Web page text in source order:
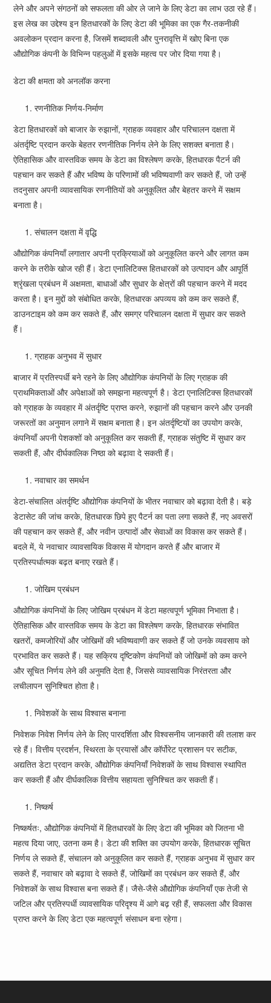
लेने और अपने संगठनों को सफलता की ओर ले जाने के लिए डेटा का लाभ उठा रहे हैं।
इस लेख का उद्देश्य इन हितधारकों के लिए डेटा की भूमिका का एक गैर-तकनीकी
अवलोकन प्रदान करना है, जिसमें शब्दावली और पुनरावृत्ति में खोए बिना एक
औद्योगिक कंपनी के विभिन्न पहलुओं में इसके महत्व पर जोर दिया गया है।
डेटा की क्षमता को अनलॉक करना
रणनीतिक निर्णय-निर्माण
डेटा हितधारकों को बाजार के रुझानों, ग्राहक व्यवहार और परिचालन दक्षता में
अंतर्दृष्टि प्रदान करके बेहतर रणनीतिक निर्णय लेने के लिए सशक्त बनाता है।
ऐतिहासिक और वास्तविक समय के डेटा का विश्लेषण करके, हितधारक पैटर्न की
पहचान कर सकते हैं और भविष्य के परिणामों की भविष्यवाणी कर सकते हैं, जो उन्हें
तदनुसार अपनी व्यावसायिक रणनीतियों को अनुकूलित और बेहतर करने में सक्षम
बनाता है।
संचालन दक्षता में वृद्धि
औद्योगिक कंपनियाँ लगातार अपनी प्रक्रियाओं को अनुकूलित करने और लागत कम
करने के तरीके खोज रही हैं। डेटा एनालिटिक्स हितधारकों को उत्पादन और आपूर्ति
श्रृंखला प्रबंधन में अक्षमता, बाधाओं और सुधार के क्षेत्रों की पहचान करने में मदद
करता है। इन मुद्दों को संबोधित करके, हितधारक अपव्यय को कम कर सकते हैं,
डाउनटाइम को कम कर सकते हैं, और समग्र परिचालन दक्षता में सुधार कर सकते
हैं।
ग्राहक अनुभव में सुधार
बाजार में प्रतिस्पर्धी बने रहने के लिए औद्योगिक कंपनियों के लिए ग्राहक की
प्राथमिकताओं और अपेक्षाओं को समझना महत्वपूर्ण है। डेटा एनालिटिक्स हितधारकों
को ग्राहक के व्यवहार में अंतर्दृष्टि प्राप्त करने, रुझानों की पहचान करने और उनकी
जरूरतों का अनुमान लगाने में सक्षम बनाता है। इन अंतर्दृष्टियों का उपयोग करके,
कंपनियाँ अपनी पेशकशों को अनुकूलित कर सकती हैं, ग्राहक संतुष्टि में सुधार कर
सकती हैं, और दीर्घकालिक निष्ठा को बढ़ावा दे सकती हैं।
नवाचार का समर्थन
डेटा-संचालित अंतर्दृष्टि औद्योगिक कंपनियों के भीतर नवाचार को बढ़ावा देती है। बड़े
डेटासेट की जांच करके, हितधारक छिपे हुए पैटर्न का पता लगा सकते हैं, नए अवसरों
की पहचान कर सकते हैं, और नवीन उत्पादों और सेवाओं का विकास कर सकते हैं।
बदले में, ये नवाचार व्यावसायिक विकास में योगदान करते हैं और बाजार में
प्रतिस्पर्धात्मक बढ़त बनाए रखते हैं।
जोखिम प्रबंधन
औद्योगिक कंपनियों के लिए जोखिम प्रबंधन में डेटा महत्वपूर्ण भूमिका निभाता है।
ऐतिहासिक और वास्तविक समय के डेटा का विश्लेषण करके, हितधारक संभावित
खतरों, कमजोरियों और जोखिमों की भविष्यवाणी कर सकते हैं जो उनके व्यवसाय को
प्रभावित कर सकते हैं। यह सक्रिय दृष्टिकोण कंपनियों को जोखिमों को कम करने
और सूचित निर्णय लेने की अनुमति देता है, जिससे व्यावसायिक निरंतरता और
लचीलापन सुनिश्चित होता है।
निवेशकों के साथ विश्वास बनाना
निवेशक निवेश निर्णय लेने के लिए पारदर्शिता और विश्वसनीय जानकारी की तलाश कर
रहे हैं। वित्तीय प्रदर्शन, स्थिरता के प्रयासों और कॉर्पोरेट प्रशासन पर सटीक,
अद्यतित डेटा प्रदान करके, औद्योगिक कंपनियाँ निवेशकों के साथ विश्वास स्थापित
कर सकती हैं और दीर्घकालिक वित्तीय सहायता सुनिश्चित कर सकती हैं।
निष्कर्ष
निष्कर्षतः, औद्योगिक कंपनियों में हितधारकों के लिए डेटा की भूमिका को जितना भी
महत्व दिया जाए, उतना कम है। डेटा की शक्ति का उपयोग करके, हितधारक सूचित
निर्णय ले सकते हैं, संचालन को अनुकूलित कर सकते हैं, ग्राहक अनुभव में सुधार कर
सकते हैं, नवाचार को बढ़ावा दे सकते हैं, जोखिमों का प्रबंधन कर सकते हैं, और
निवेशकों के साथ विश्वास बना सकते हैं। जैसे-जैसे औद्योगिक कंपनियाँ एक तेजी से
जटिल और प्रतिस्पर्धी व्यावसायिक परिदृश्य में आगे बढ़ रही हैं, सफलता और विकास
प्राप्त करने के लिए डेटा एक महत्वपूर्ण संसाधन बना रहेगा।